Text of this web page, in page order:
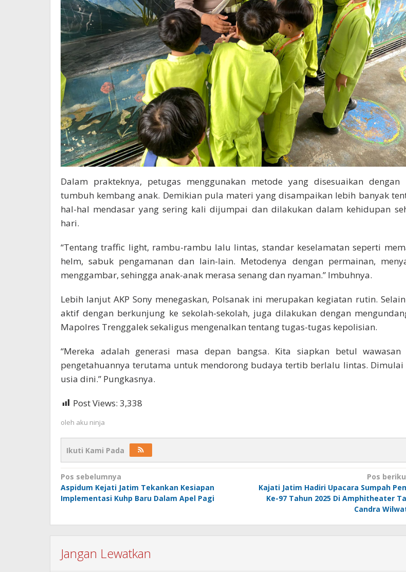
Dalam prakteknya, petugas menggunakan metode yang disesuaikan dengan
tumbuh kembang anak. Demikian pula materi yang disampaikan lebih banyak
hal-hal mendasar yang sering kali dijumpai dan dilakukan dalam kehidupan
hari.
“Tentang traffic light, rambu-rambu lalu lintas, standar keselamatan seperti
helm, sabuk pengamanan dan lain-lain. Metodenya dengan permainan,
menggambar, sehingga anak-anak merasa senang dan nyaman.” Imbuhnya.
Lebih lanjut AKP Sony menegaskan, Polsanak ini merupakan kegiatan rutin.
aktif dengan berkunjung ke sekolah-sekolah, juga dilakukan dengan
Mapolres Trenggalek sekaligus mengenalkan tentang tugas-tugas kepolisian.
“Mereka adalah generasi masa depan bangsa. Kita siapkan betul wawasan
pengetahuannya terutama untuk mendorong budaya tertib berlalu lintas.
usia dini.” Pungkasnya.
Post Views: 3,338
oleh aku ninja
Ikuti Kami Pada
Navigasi
pos
Pos sebelumnya
Aspidum Kejati Jatim Tekankan Kesiapan
Implementasi Kuhp Baru Dalam Apel Pagi
Pos
Kajati Jatim Hadiri Upacara Sumpah
Ke-97 Tahun 2025 Di Amphitheater
Candra
Jangan Lewatkan